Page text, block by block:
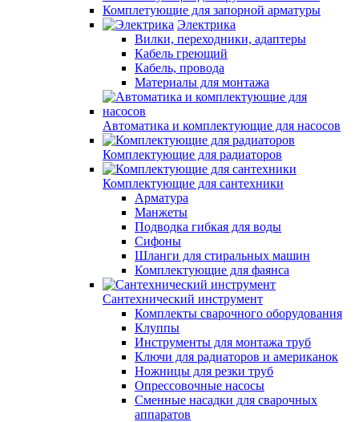
Комплетующие для запорной арматуры
Электрика
Вилки, переходники, адаптеры
Кабель греющий
Кабель, провода
Материалы для монтажа
Автоматика и комплектующие для насосов
Комплектующие для радиаторов
Комплектующие для сантехники
Арматура
Манжеты
Подводка гибкая для воды
Сифоны
Шланги для стиральных машин
Комплектующие для фаянса
Сантехнический инструмент
Комплекты сварочного оборудования
Клуппы
Инструменты для монтажа труб
Ключи для радиаторов и американок
Ножницы для резки труб
Опрессовочные насосы
Сменные насадки для сварочных
аппаратов